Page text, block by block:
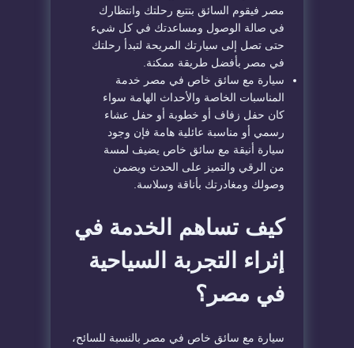
مصر فيقوم السائق بتتبع رحلتك وانتظارك
في صالة الوصول ومساعدتك في كل شيء
حتى تصل إلى سيارتك المريحة لتبدأ رحلتك
في مصر بأفضل طريقة ممكنة.
سيارة مع سائق خاص في مصر خدمة
المناسبات الخاصة والأحداث الهامة سواء
كان حفل زفاف أو خطوبة أو حفل عشاء
رسمي أو مناسبة عائلية هامة فإن وجود
سيارة أنيقة مع سائق خاص يضيف لمسة
من الرقي والتميز على الحدث ويضمن
وصولك ومغادرتك بأناقة وسلاسة.
كيف تساهم الخدمة في
إثراء التجربة السياحية
في مصر؟
سيارة مع سائق خاص في مصر بالنسبة للسائح،